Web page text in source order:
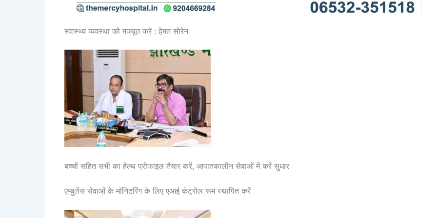
स्वास्थ्य व्यवस्था को मजबूत करें : हेमंत सोरेन
बच्चों सहित सभी का हेल्थ प्रोफाइल तैयार करें, आपातकालीन सेवाओं में करें सुधार
एम्बुलेंस सेवाओं के मॉनिटरिंग के लिए एआई कंट्रोल रूम स्थापित करें